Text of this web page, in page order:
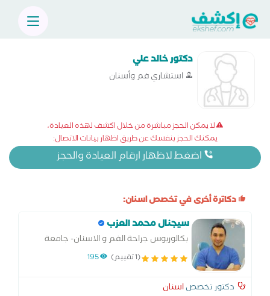
دكتور خالد علي
استشاري فم وأسنان
لا يمكن الحجز مباشرة من خلال اكشف لهذه العيادة،
يمكنك الحجز بنفسك عن طريق اظهار بيانات الاتصال:
اضغط لاظهار ارقام العيادة والحجز
دكاترة أخرى في تخصص اسنان:
سيجنال محمد العزب
بكالوريوس جراحة الفم و الاسنان- جامعة
المنصورة
(1 تقييم) 195
دكتور تخصصاسنان